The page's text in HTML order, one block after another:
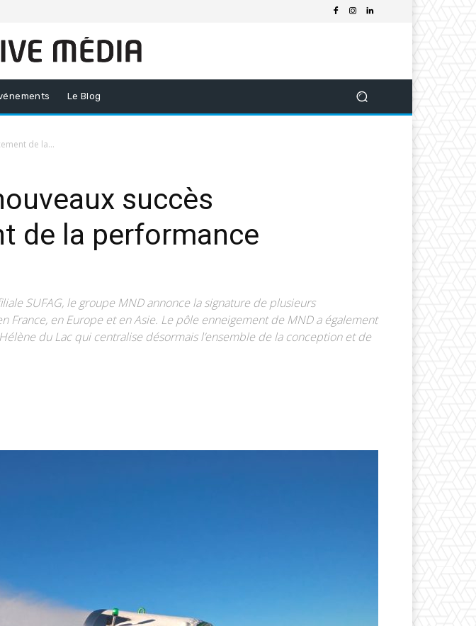
Le Blog
de la...
succès
de la performance
SUFAG, le groupe MND annonce la signature de plusieurs
en Europe et en Asie. Le pôle enneigement de MND a également
du Lac qui centralise désormais l’ensemble de la conception et de